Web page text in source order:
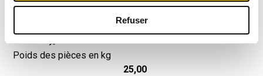
Refuser
Tôle inox 304/304L làf BA struct lin 2500x1250x1 1f
Poids des pièces en kg
25,00